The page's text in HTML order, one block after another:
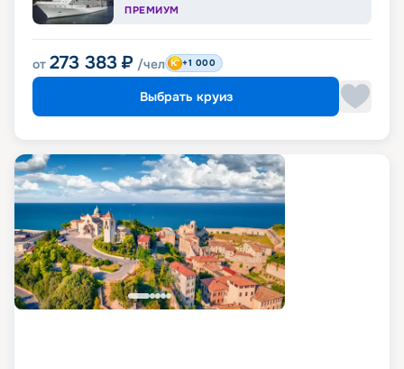
ПРЕМИУМ
от 273 383 ₽ /чел +1 000
Выбрать круиз